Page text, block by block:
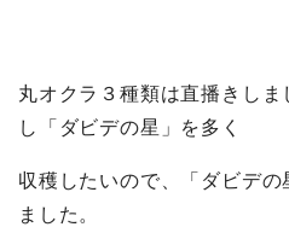
丸オクラ３種類は直播きし
し「ダビデの星」を多く
収穫したいので、「ダビデ
ました。